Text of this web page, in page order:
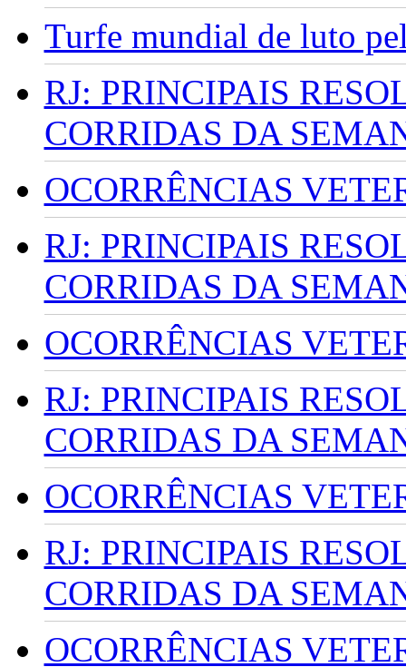
Turfe mundial de luto
RJ: PRINCIPAIS
CORRIDAS DA
OCORRÊNCIAS
RJ: PRINCIPAIS
CORRIDAS DA
OCORRÊNCIAS
RJ: PRINCIPAIS
CORRIDAS DA
OCORRÊNCIAS
RJ: PRINCIPAIS
CORRIDAS DA
OCORRÊNCIAS